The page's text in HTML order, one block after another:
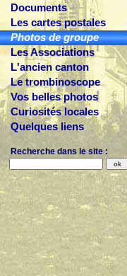
Documents
Les cartes postales
Photos de groupe
Les Associations
L'ancien canton
Le trombinoscope
Vos belles photos
Curiosités locales
Quelques liens
Recherche dans le site :